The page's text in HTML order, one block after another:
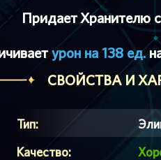
Придает Хранителю
урон на 138 ед.
СВОЙСТВА И
Тип:
Качество: